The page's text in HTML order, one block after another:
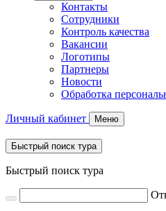
Контакты
Сотрудники
Контроль качества
Вакансии
Логотипы
Партнеры
Новости
Обработка
Личный кабинет Меню
Быстрый поиск тура
Быстрый поиск тура